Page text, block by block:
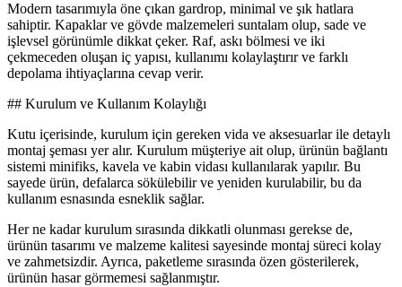
Modern tasarımıyla öne çıkan gardrop, minimal ve şık hatlara
sahiptir. Kapaklar ve gövde malzemeleri suntalam olup, sade ve
işlevsel görünümle dikkat çeker. Raf, askı bölmesi ve iki
çekmeceden oluşan iç yapısı, kullanımı kolaylaştırır ve farklı
depolama ihtiyaçlarına cevap verir.
## Kurulum ve Kullanım Kolaylığı
Kutu içerisinde, kurulum için gereken vida ve aksesuarlar ile detaylı
montaj şeması yer alır. Kurulum müşteriye ait olup, ürünün bağlantı
sistemi minifiks, kavela ve kabin vidası kullanılarak yapılır. Bu
sayede ürün, defalarca sökülebilir ve yeniden kurulabilir, bu da
kullanım esnasında esneklik sağlar.
Her ne kadar kurulum sırasında dikkatli olunması gerekse de,
ürünün tasarımı ve malzeme kalitesi sayesinde montaj süreci kolay
ve zahmetsizdir. Ayrıca, paketleme sırasında özen gösterilerek,
ürünün hasar görmemesi sağlanmıştır.